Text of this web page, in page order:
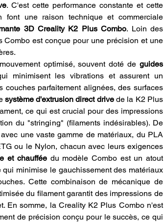
. C'est cette performance constante et cette
une raison technique et commerciale
3D Creality K2 Plus Combo. Loin des
est conçue pour une précision et une
optimisé, souvent doté de guides
minimisent les vibrations et assurent un
parfaitement alignées, des surfaces
système d'extrusion direct drive de la K2 Plus
ce qui est crucial pour des impressions
du "stringing" (filaments indésirables). De
une vaste gamme de matériaux, du PLA
ou le Nylon, chacun avec leurs exigences
et chauffée du modèle Combo est un atout
minimise le gauchissement des matériaux
Cette combinaison de mécanique de
du filament garantit des impressions de
En somme, la Creality K2 Plus Combo n'est
de précision conçu pour le succès, ce qui